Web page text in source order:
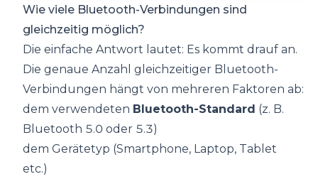
Wie viele Bluetooth-Verbindungen sind
gleichzeitig möglich?
Die einfache Antwort lautet: Es kommt drauf an.
Die genaue Anzahl gleichzeitiger Bluetooth-
Verbindungen hängt von mehreren Faktoren ab:
dem verwendeten Bluetooth-Standard (z. B.
Bluetooth 5.0 oder 5.3)
dem Gerätetyp (Smartphone, Laptop, Tablet
etc.)